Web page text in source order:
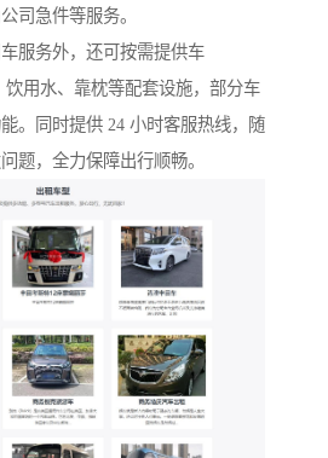
司急件等服务。
服务外，还可按需提供车
用水、靠枕等配套设施，部分车
。同时提供 24 小时客服热线，随
题，全力保障出行顺畅。